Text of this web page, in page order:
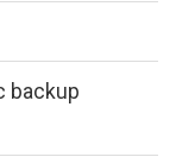
backup